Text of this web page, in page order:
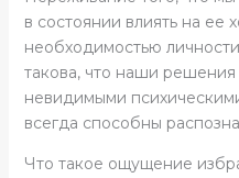
в состоянии влиять на ее
необходимостью
такова, что наши
невидимыми
всегда способны
Что такое ощущение